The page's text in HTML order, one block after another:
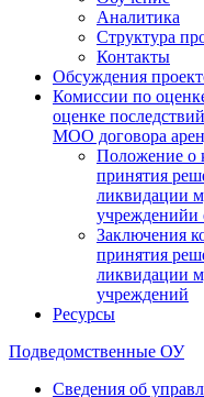
Аналитика
Структура
Контакты
Обсуждения
Комиссии по
оценке
МОО договора
Положение о
принятия
ликвидации
учрежденийи
Заключения
принятия
ликвидации
учреждений
Ресурсы
Подведомственные ОУ
Сведения об